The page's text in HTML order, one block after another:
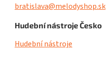
bratislava@melodyshop.sk
Hudební nástroje Česko
Hudební nástroje